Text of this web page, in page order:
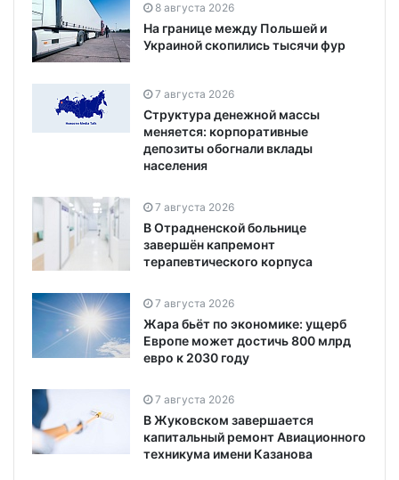
8 августа 2026
На границе между Польшей и
Украиной скопились тысячи фур
7 августа 2026
Структура денежной массы
меняется: корпоративные
депозиты обогнали вклады
населения
7 августа 2026
В Отрадненской больнице
завершён капремонт
терапевтического корпуса
7 августа 2026
Жара бьёт по экономике: ущерб
Европе может достичь 800 млрд
евро к 2030 году
7 августа 2026
В Жуковском завершается
капитальный ремонт Авиационного
техникума имени Казанова